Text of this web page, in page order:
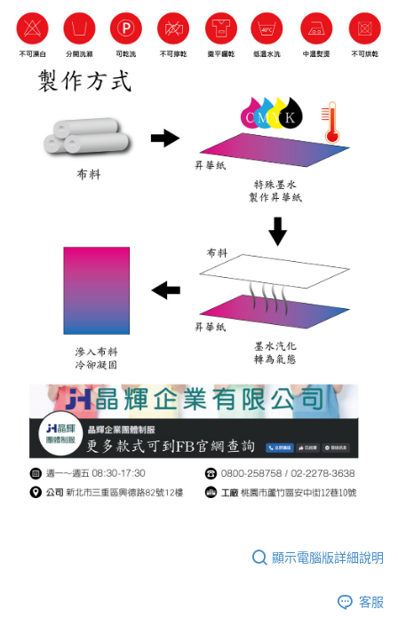
顯示電腦版詳細說明
客服